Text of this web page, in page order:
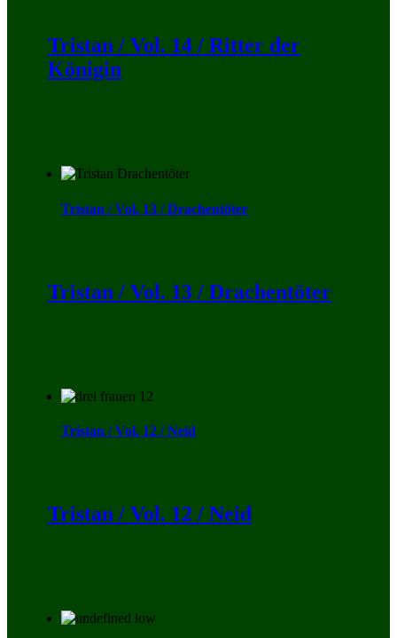
Tristan / Vol. 14 / Ritter der
Königin
Tristan / Vol. 13 / Drachentöter
Tristan / Vol. 13 / Drachentöter
Tristan / Vol. 12 / Neid
Tristan / Vol. 12 / Neid